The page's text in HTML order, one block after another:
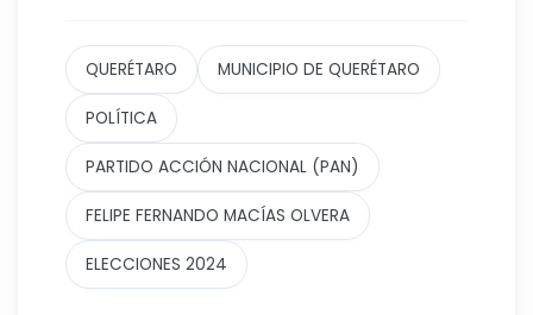
QUERÉTARO MUNICIPIO DE QUERÉTARO
POLÍTICA
PARTIDO ACCIÓN NACIONAL (PAN)
FELIPE FERNANDO MACÍAS OLVERA
ELECCIONES 2024